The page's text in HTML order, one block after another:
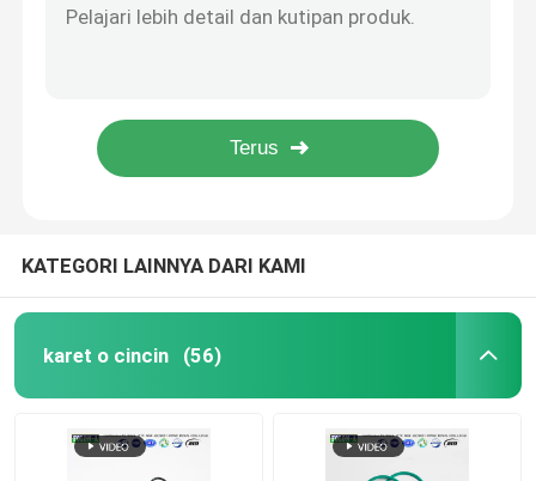
Cincin FKM O
EPDM O Rings
Segel Walform
KATEGORI LAINNYA DARI KAMI
karet o cincin (56)